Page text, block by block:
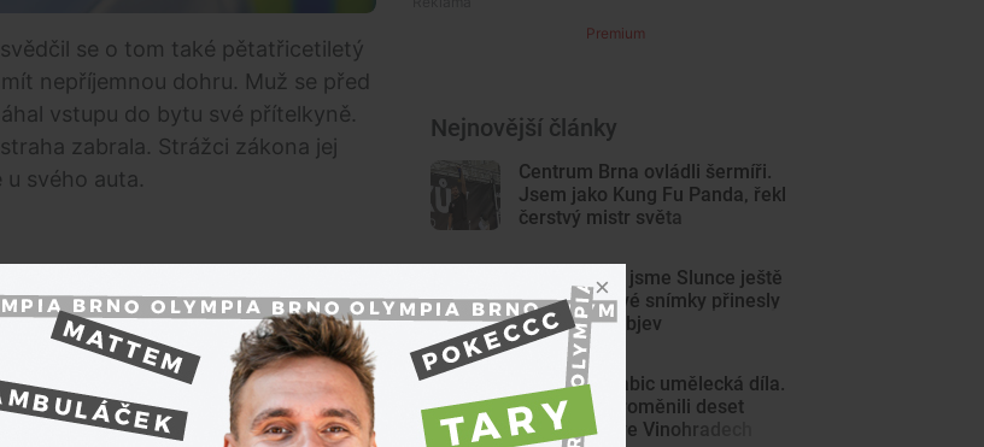
se o tom také pětatřicetiletý
nepříjemnou dohru. Muž se před
vstupu do bytu své přítelkyně.
zabrala. Strážci zákona jej
svého auta.
účty s policisty. To se mu ovšem
pokuta. Před několika dny se opil a
chladným jednoho z obyvatel,
Premium
Nejnovější články
Centrum Brna ovládli šermíři.
Jsem jako Kung Fu Panda, řekl
čerstvý mistr světa
Tak detailně jsme Slunce ještě
neviděli. Nové snímky přinesly
průlomový objev
Z šedých krabic umělecká díla.
Výtvarníci proměnili deset
trafostanic ve Vinohradech